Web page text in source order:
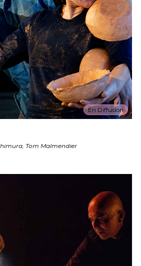
En Diffusion
Tom Malmendier